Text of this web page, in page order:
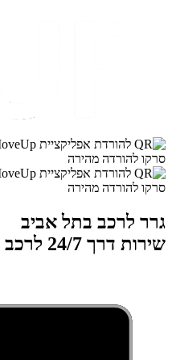
סרקו להורדה מהירה
סרקו להורדה מהירה
גרר לרכב בתל אביב
שירות דרך 24/7 לרכב